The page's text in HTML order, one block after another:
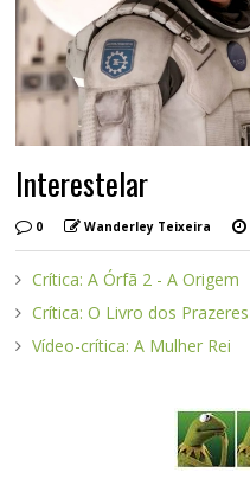
Interestelar
0 Wanderley Teixeira
Crítica: A Órfã 2 - A Origem
Crítica: O Livro dos Prazeres
Vídeo-crítica: A Mulher Rei